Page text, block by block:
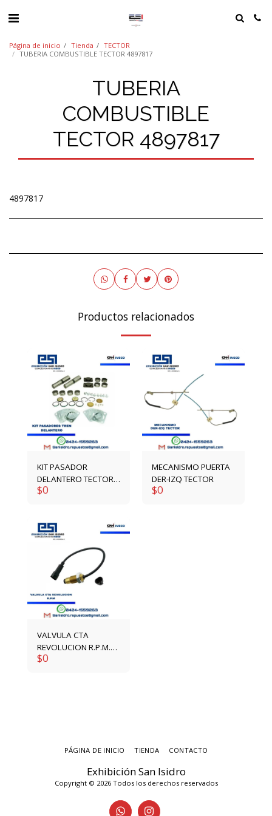
Página de inicio Tienda
TECTOR
TUBERIA COMBUSTIBLE TECTOR 4897817
TUBERIA
COMBUSTIBLE
TECTOR 4897817
4897817
Productos relacionados
KIT PASADOR
DELANTERO TECTOR /
STRALIS /
$0
MECANISMO PUERTA
DER-IZQ TECTOR
$0
VALVULA CTA
REVOLUCION R.P.M.
4861291
$0
Exhibición San Isidro
Copyright © 2026 Todos los derechos reservados
PÁGINA DE INICIO TIENDA CONTACTO